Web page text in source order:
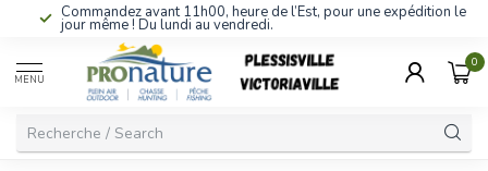
Commandez avant 11h00, heure de l’Est, pour une expédition le
jour même ! Du lundi au vendredi.
MENU
0